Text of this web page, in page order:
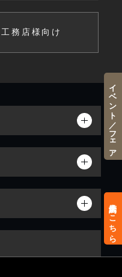
務店様向け
来店予約はこちら
イベント／フェア